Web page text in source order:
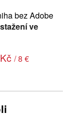
bez Adobe
ve
/ 8 €